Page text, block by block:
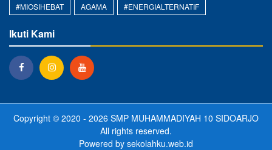
#MIOSIHEBAT AGAMA #ENERGIALTERNATIF
Ikuti Kami
Copyright © 2020 - 2026 SMP MUHAMMADIYAH 10 SIDOARJO
All rights reserved.
Powered by sekolahku.web.id